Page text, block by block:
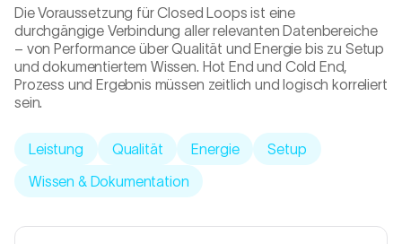
Die Voraussetzung für Closed Loops ist eine
durchgängige Verbindung aller relevanten Datenbereiche
– von Performance über Qualität und Energie bis zu Setup
und dokumentiertem Wissen. Hot End und Cold End,
Prozess und Ergebnis müssen zeitlich und logisch korreliert
sein.
Leistung Qualität Energie
Setup
Wissen & Dokumentation